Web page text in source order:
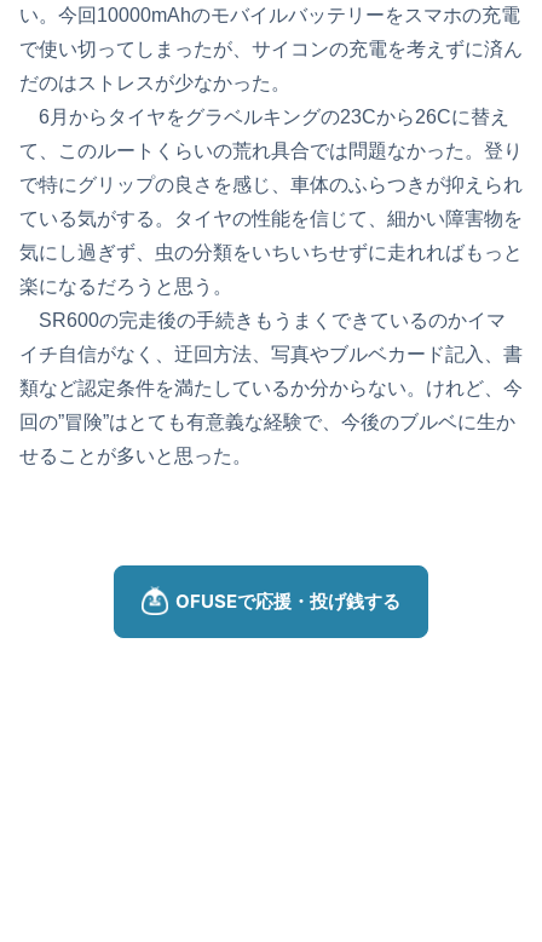
い。今回10000mAhのモバイルバッテリーをスマホの充電
で使い切ってしまったが、サイコンの充電を考えずに済ん
だのはストレスが少なかった。
6月からタイヤをグラベルキングの23Cから26Cに替え
て、このルートくらいの荒れ具合では問題なかった。登り
で特にグリップの良さを感じ、車体のふらつきが抑えられ
ている気がする。タイヤの性能を信じて、細かい障害物を
気にし過ぎず、虫の分類をいちいちせずに走れればもっと
楽になるだろうと思う。
SR600の完走後の手続きもうまくできているのかイマ
イチ自信がなく、迂回方法、写真やブルベカード記入、書
類など認定条件を満たしているか分からない。けれど、今
回の”冒険”はとても有意義な経験で、今後のブルベに生か
せることが多いと思った。